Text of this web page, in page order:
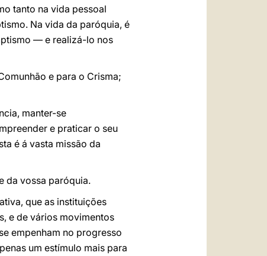
tanto na vida pessoal
Na vida da paróquia, é
— e realizá-lo nos
e para o Crisma;
manter-se
e praticar o seu
é á vasta missão da
da vossa paróquia.
que as instituições
e de vários movimentos
empenham no progresso
um estímulo mais para